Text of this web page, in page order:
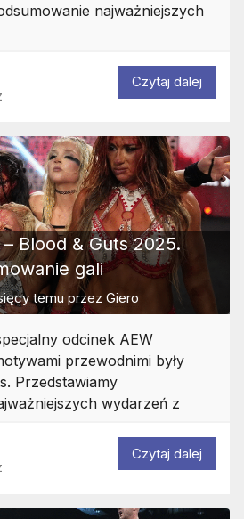
najważniejszych
Czytaj dalej
Blood & Guts 2025.
gali
temu przez Giero
odcinek AEW
przewodnimi były
Przedstawiamy
wydarzeń z
Czytaj dalej